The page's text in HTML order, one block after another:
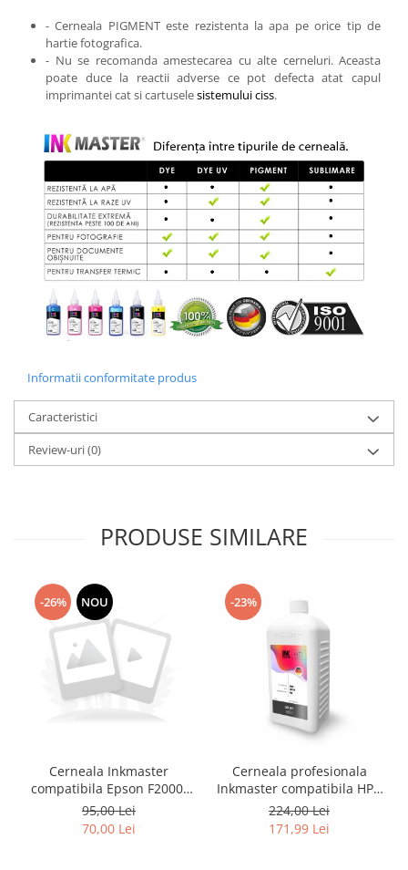
- Cerneala PIGMENT este rezistenta la apa pe orice tip de
hartie fotografica.
- Nu se recomanda amestecarea cu alte cerneluri. Aceasta
poate duce la reactii adverse ce pot defecta atat capul
imprimantei cat si cartuselesistemului ciss.
Informatii conformitate produs
Caracteristici
Review-uri(0)
PRODUSE SIMILARE
-26% NOU
Cerneala Inkmaster
compatibila Epson F2000,
F2100 - DTG Black, DG2100,
100 ml
95,00 Lei
70,00 Lei
-23%
Cerneala profesionala
Inkmaster compatibila HP -
DYE, GRAY, H720GY, 1 litru
224,00 Lei
171,99 Lei